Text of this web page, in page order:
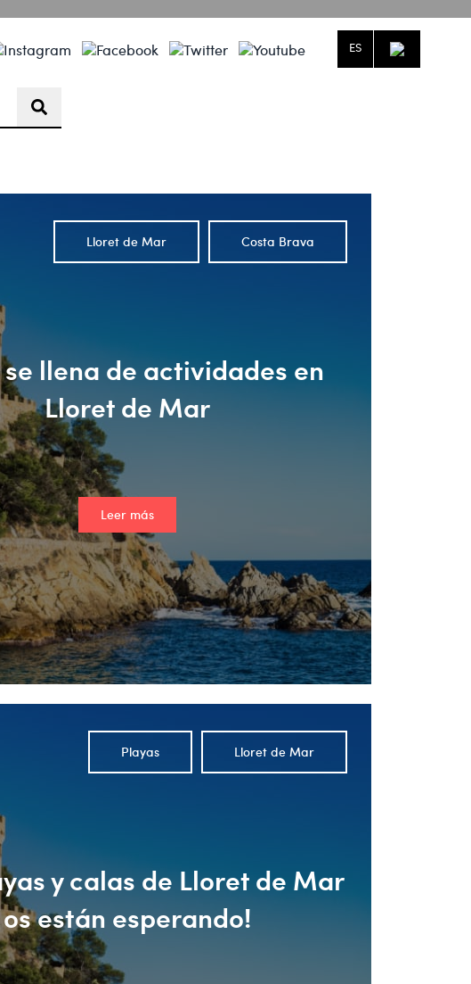
ES
texto predictivo.
llena de actividades en
Lloret de Mar
Leer más
Costa Brava
Lloret de Mar
y calas de Lloret de Mar
os están esperando!
Lloret de Mar
Playas